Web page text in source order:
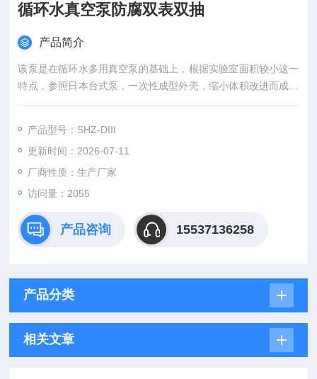
循环水真空泵防腐双表双抽
产品简介
该泵是在循环水多用真空泵的基础上，根据实验室面积较小这一
特点，参照日本台式泵，一次性成型外壳，缩小体积改进而成，
具有体积小，重量轻，外形美观等特点，双表、双头抽气。本机
防腐双表双抽
产品型号：SHZ-DIII
更新时间：2026-07-11
厂商性质：生产厂家
访问量：2055
产品咨询 15537136258
产品分类
相关文章